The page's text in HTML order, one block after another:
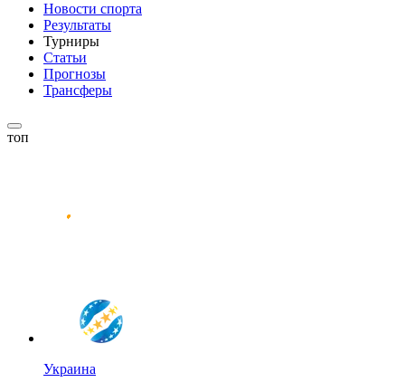
Новости спорта
Результаты
Турниры
Статьи
Прогнозы
Трансферы
топ
Украина